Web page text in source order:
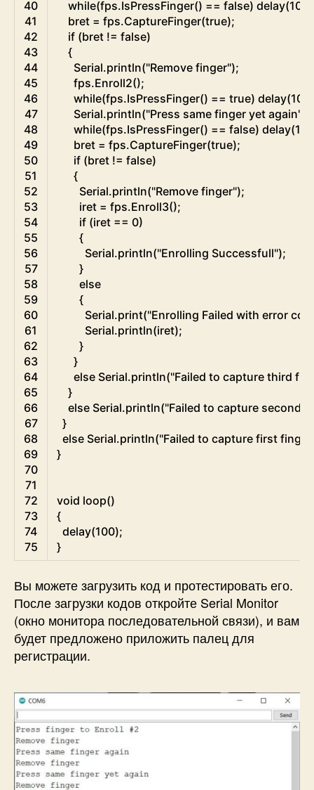
40
41
42
43
44
45
46
47
48
49
50
51
52
53
54
55
56
57
58
59
60
61
62
63
64
65
66
67
68
69
70
71
72
73
74
75
while(fps.IsPressFinger() == false) delay(100
bret = fps.CaptureFinger(true);
if (bret != false)
{
Serial.println("Remove finger");
fps.Enroll2();
while(fps.IsPressFinger() == true) delay(100
Serial.println("Press same finger yet again"
while(fps.IsPressFinger() == false) delay(100
bret = fps.CaptureFinger(true);
if (bret != false)
{
Serial.println("Remove finger");
iret = fps.Enroll3();
if (iret == 0)
{
Serial.println("Enrolling Successfull");
}
else
{
Serial.print("Enrolling Failed with error
Serial.println(iret);
}
}
else Serial.println("Failed to capture third
}
else Serial.println("Failed to capture second
}
else Serial.println("Failed to capture first
}
void loop()
{
delay(100);
}
Вы можете загрузить код и протестировать его.
После загрузки кодов откройте Serial Monitor
(окно монитора последовательной связи), и вам
будет предложено приложить палец для
регистрации.